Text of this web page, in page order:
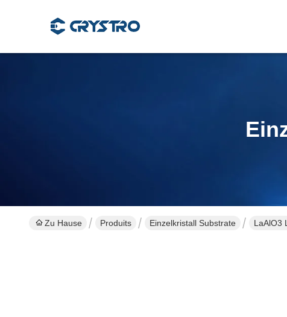
Zu Hause Produits Einzelkristall Substrate LaAlO3